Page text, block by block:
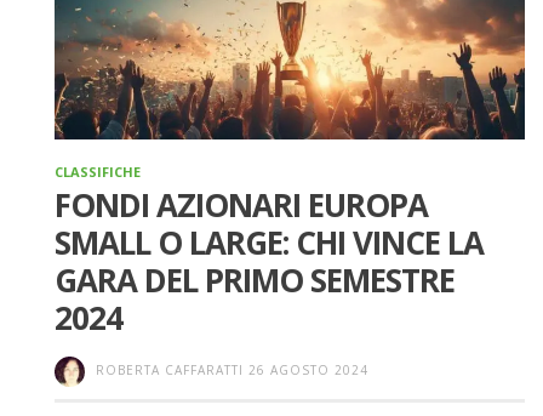
CLASSIFICHE
FONDI AZIONARI EUROPA
SMALL O LARGE: CHI VINCE LA
GARA DEL PRIMO SEMESTRE
2024
ROBERTA CAFFARATTI 26 AGOSTO 2024